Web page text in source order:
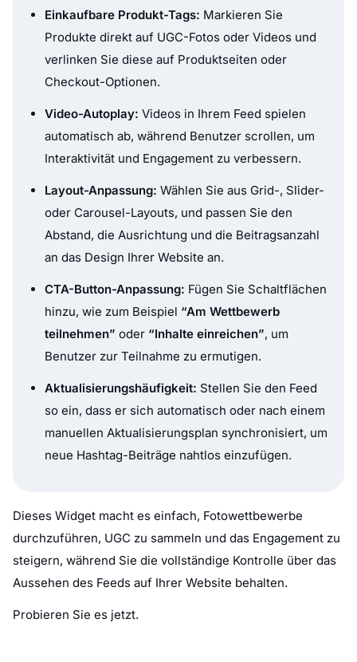
Einkaufbare Produkt-Tags: Markieren Sie
Produkte direkt auf UGC-Fotos oder Videos und
verlinken Sie diese auf Produktseiten oder
Checkout-Optionen.
Video-Autoplay: Videos in Ihrem Feed spielen
automatisch ab, während Benutzer scrollen, um
Interaktivität und Engagement zu verbessern.
Layout-Anpassung: Wählen Sie aus Grid-, Slider-
oder Carousel-Layouts, und passen Sie den
Abstand, die Ausrichtung und die Beitragsanzahl
an das Design Ihrer Website an.
CTA-Button-Anpassung: Fügen Sie Schaltflächen
hinzu, wie zum Beispiel “Am Wettbewerb
teilnehmen” oder “Inhalte einreichen”, um
Benutzer zur Teilnahme zu ermutigen.
Aktualisierungshäufigkeit: Stellen Sie den Feed
so ein, dass er sich automatisch oder nach einem
manuellen Aktualisierungsplan synchronisiert, um
neue Hashtag-Beiträge nahtlos einzufügen.
Dieses Widget macht es einfach, Fotowettbewerbe
durchzuführen, UGC zu sammeln und das Engagement zu
steigern, während Sie die vollständige Kontrolle über das
Aussehen des Feeds auf Ihrer Website behalten.
Probieren Sie es jetzt.